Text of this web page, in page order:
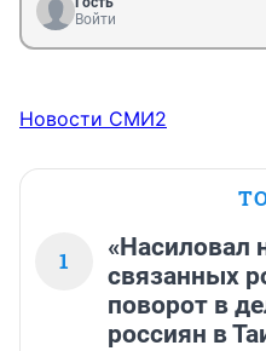
Войти
Новости СМИ2
1
«Насиловал
связанных
поворот в
россиян в